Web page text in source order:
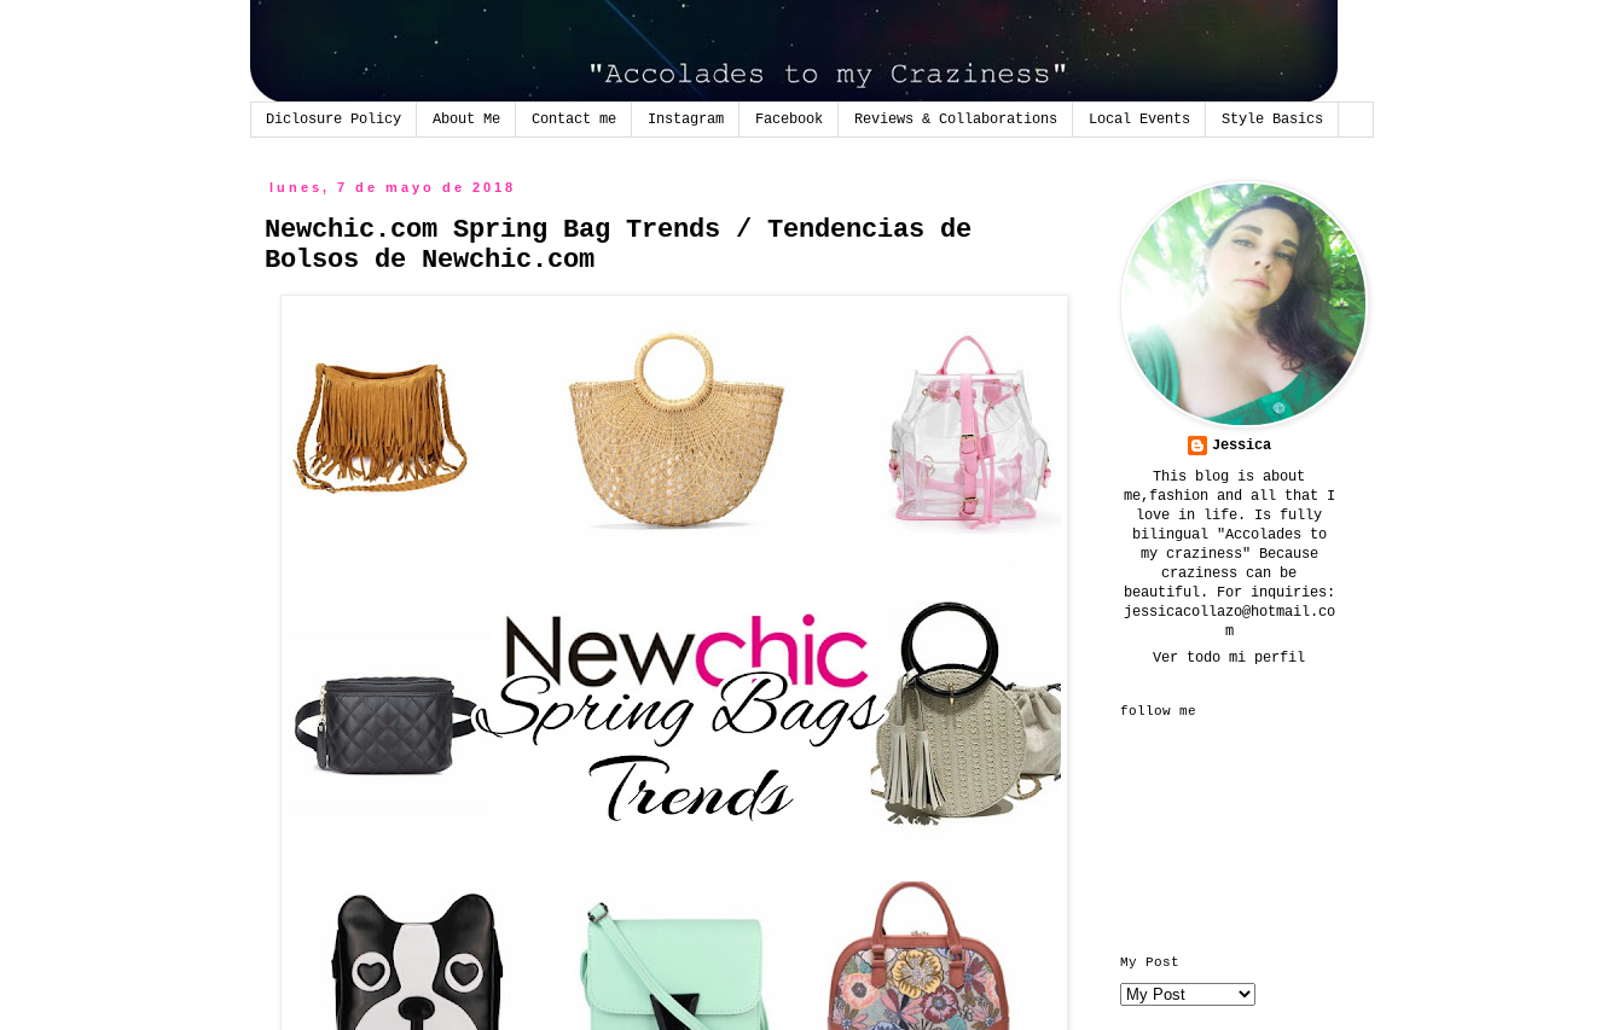
Diclosure Policy About Me Contact me Instagram Facebook Reviews & Collaborations Local Events Style Basics
lunes, 7 de mayo de 2018
Newchic.com Spring Bag Trends / Tendencias de
Bolsos de Newchic.com
Jessica
This blog is about
me,fashion and all that I
love in life. Is fully
bilingual "Accolades to
my craziness" Because
craziness can be
beautiful. For inquiries:
jessicacollazo@hotmail.co
m
Ver todo mi perfil
follow me
My Post